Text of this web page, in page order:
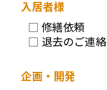
入居者様
修繕依頼
退去のご連絡
企画・開発